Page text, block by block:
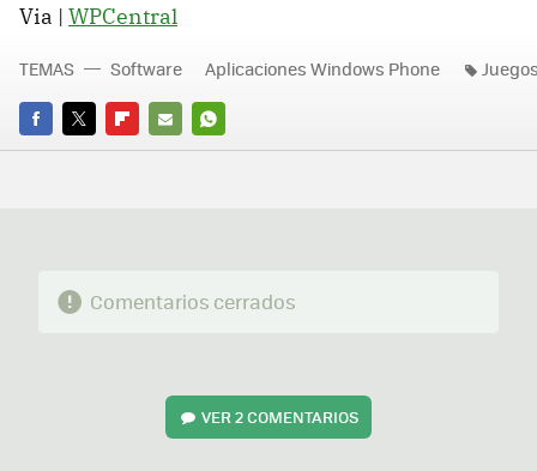
Via | WPCentral
FACEBOOK
TWITTERFLIPBOARD
E-
WHATSAPP
TEMAS Software Aplicaciones Windows Phone
Comentarios cerrados
VER2 COMENTARIOS